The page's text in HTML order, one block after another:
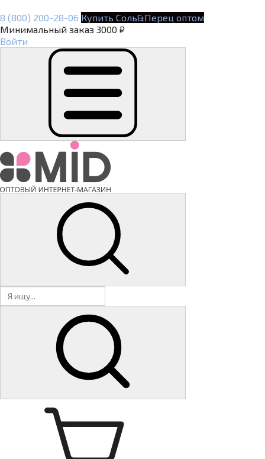
8 (800) 200-28-06 Купить Соль&Перец оптом
Минимальный заказ 3000 ₽
Войти